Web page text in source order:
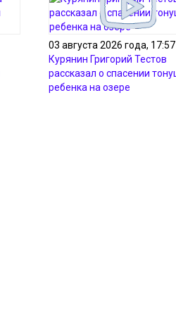
03 августа 2026 года, 17:57
Курянин Григорий Тестов
рассказал о спасении
ребенка на озере